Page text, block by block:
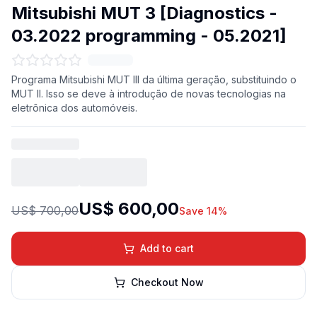
Mitsubishi MUT 3 [Diagnostics -
03.2022 programming - 05.2021]
Programa Mitsubishi MUT III da última geração, substituindo o
MUT II. Isso se deve à introdução de novas tecnologias na
eletrônica dos automóveis.
US$ 700,00US$ 600,00Save 14%
Add to cart
Checkout Now